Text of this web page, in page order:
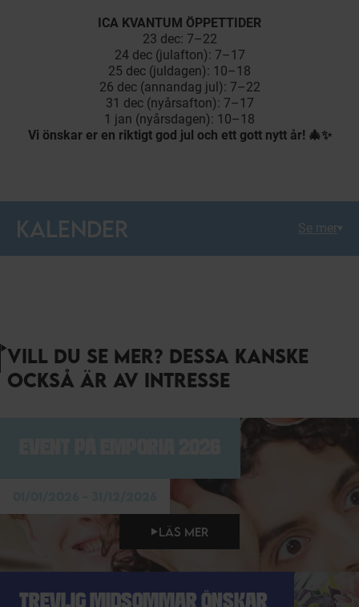
ICA KVANTUM ÖPPETTIDER
23 dec: 7–22
24 dec (julafton): 7–17
25 dec (juldagen): 10–18
26 dec (annandag jul): 7–22
31 dec (nyårsafton): 7–17
1 jan (nyårsdagen): 10–18
Vi önskar er en riktigt god jul och ett gott nytt år! 🎄✨
KALENDER Se mer
VILL DU SE MER? DESSA KANSKE
OCKSÅ ÄR AV INTRESSE
LÄS MER
TREVLIG MIDSOMMAR ÖNSKAR